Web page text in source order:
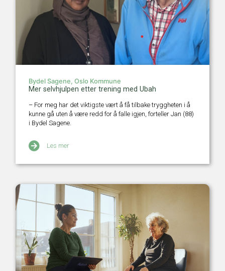
Bydel Sagene, Oslo Kommune
Mer selvhjulpen etter trening med Ubah
– For meg har det viktigste vært å få tilbake tryggheten i å
kunne gå uten å være redd for å falle igjen, forteller Jan (88)
i Bydel Sagene.
Les mer